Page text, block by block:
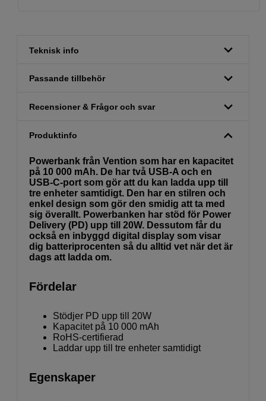
Teknisk info
Passande tillbehör
Recensioner & Frågor och svar
Produktinfo
Powerbank från Vention som har en kapacitet
på 10 000 mAh. De har två USB-A och en
USB-C-port som gör att du kan ladda upp till
tre enheter samtidigt. Den har en stilren och
enkel design som gör den smidig att ta med
sig överallt. Powerbanken har stöd för Power
Delivery (PD) upp till 20W. Dessutom får du
också en inbyggd digital display som visar
dig batteriprocenten så du alltid vet när det är
dags att ladda om.
Fördelar
Stödjer PD upp till 20W
Kapacitet på 10 000 mAh
RoHS-certifierad
Laddar upp till tre enheter samtidigt
Egenskaper